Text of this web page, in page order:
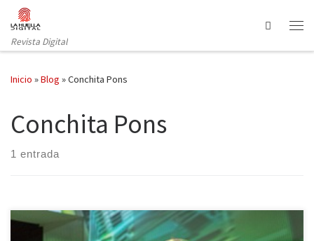
Saltar al contenido
Revista Digital
Search
Inicio »Blog »Conchita Pons
Conchita Pons
1 entrada